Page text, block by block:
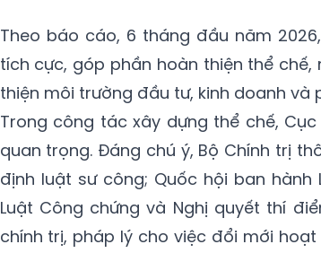
Theo báo cáo, 6 tháng đầu năm
tích cực, góp phần hoàn thiện thể
thiện môi trường đầu tư, kinh doanh và
Trong công tác xây dựng thể chế,
quan trọng. Đáng chú ý, Bộ Chính trị
định luật sư công; Quốc hội ban
Luật Công chứng và Nghị quyết thí
chính trị, pháp lý cho việc đổi mới